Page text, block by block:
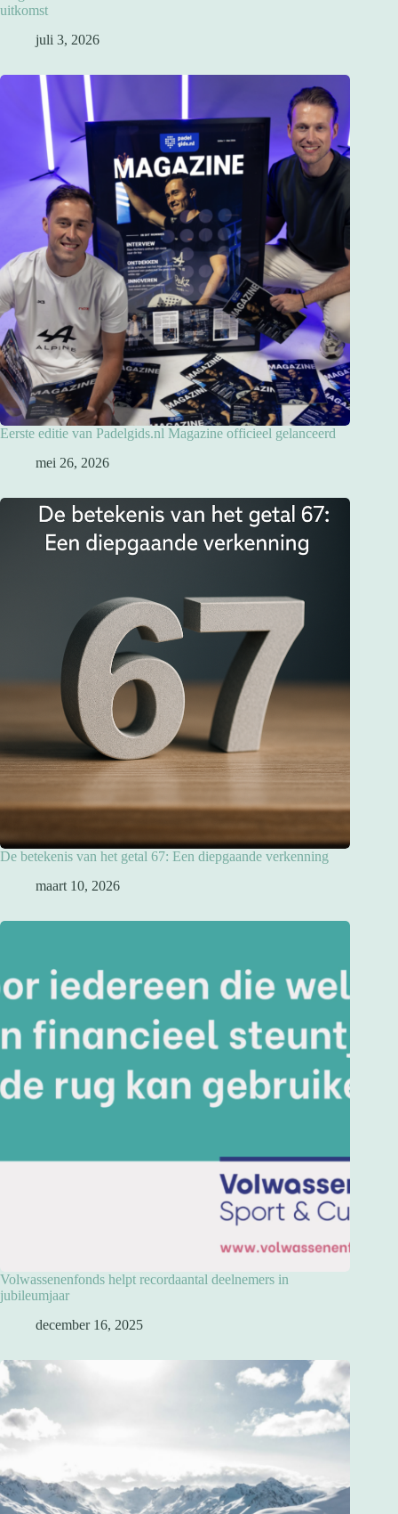
uitkomst
juli 3, 2026
Eerste editie van Padelgids.nl Magazine officieel gelanceerd
mei 26, 2026
De betekenis van het getal 67: Een diepgaande verkenning
maart 10, 2026
Volwassenenfonds helpt recordaantal deelnemers in
jubileumjaar
december 16, 2025